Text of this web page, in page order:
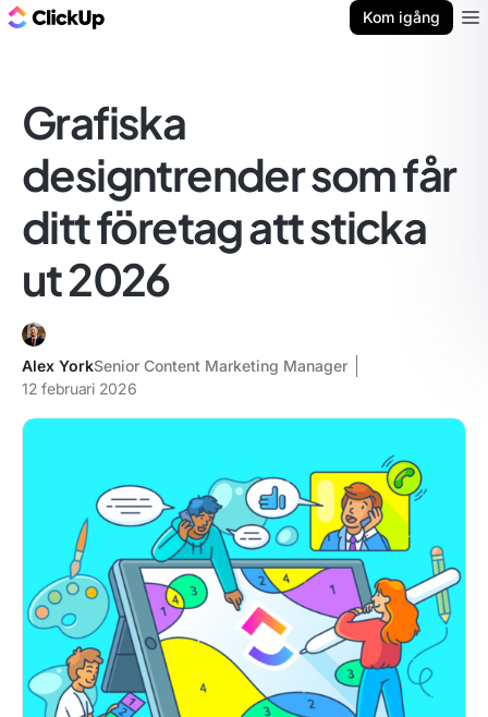
Kom igång
Grafiska
designtrender som får
ditt företag att sticka
ut 2026
Alex YorkSenior Content Marketing Manager
12 februari 2026